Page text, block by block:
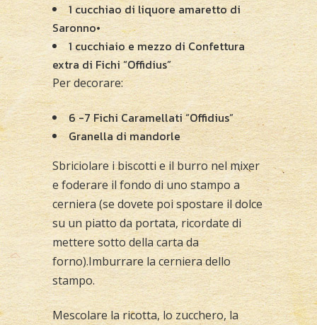
1 cucchiao di liquore amaretto di
Saronno•
1 cucchiaio e mezzo di Confettura
extra di Fichi “Offidius”
Per decorare:
6 -7 Fichi Caramellati “Offidius”
Granella di mandorle
Sbriciolare i biscotti e il burro nel mixer
e foderare il fondo di uno stampo a
cerniera (se dovete poi spostare il dolce
su un piatto da portata, ricordate di
mettere sotto della carta da
forno).Imburrare la cerniera dello
stampo.
Mescolare la ricotta, lo zucchero, la